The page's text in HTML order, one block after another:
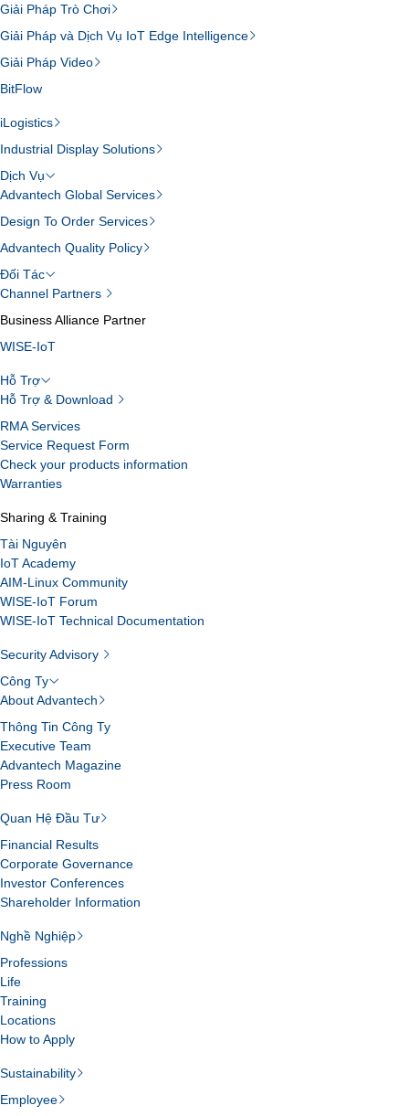
Giải Pháp Trò Chơi
Giải Pháp và Dịch Vụ IoT Edge Intelligence
Giải Pháp Video
BitFlow
iLogistics
Industrial Display Solutions
Dịch Vụ
Advantech Global Services
Design To Order Services
Advantech Quality Policy
Đối Tác
Channel Partners
Business Alliance Partner
WISE-IoT
Hỗ Trợ
Hỗ Trợ & Download
RMA Services
Service Request Form
Check your products information
Warranties
Sharing & Training
Tài Nguyên
IoT Academy
AIM-Linux Community
WISE-IoT Forum
WISE-IoT Technical Documentation
Security Advisory
Công Ty
About Advantech
Thông Tin Công Ty
Executive Team
Advantech Magazine
Press Room
Quan Hệ Đầu Tư
Financial Results
Corporate Governance
Investor Conferences
Shareholder Information
Nghề Nghiệp
Professions
Life
Training
Locations
How to Apply
Sustainability
Employee